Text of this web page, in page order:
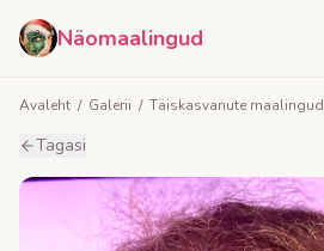
Näomaalingud
Avaleht / Galerii / Täiskasvanute maalingud
Tagasi